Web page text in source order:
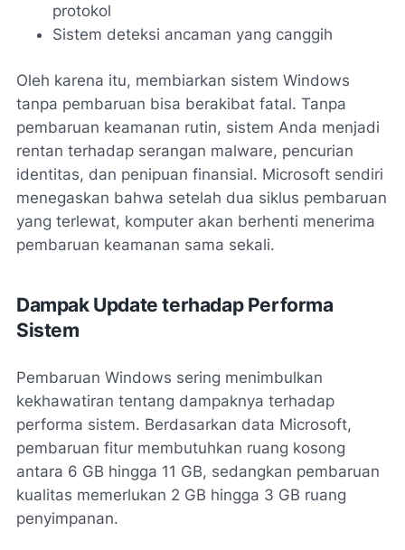
protokol
Sistem deteksi ancaman yang canggih
Oleh karena itu, membiarkan sistem Windows
tanpa pembaruan bisa berakibat fatal. Tanpa
pembaruan keamanan rutin, sistem Anda menjadi
rentan terhadap serangan malware, pencurian
identitas, dan penipuan finansial. Microsoft sendiri
menegaskan bahwa setelah dua siklus pembaruan
yang terlewat, komputer akan berhenti menerima
pembaruan keamanan sama sekali.
Dampak Update terhadap Performa
Sistem
Pembaruan Windows sering menimbulkan
kekhawatiran tentang dampaknya terhadap
performa sistem. Berdasarkan data Microsoft,
pembaruan fitur membutuhkan ruang kosong
antara 6 GB hingga 11 GB, sedangkan pembaruan
kualitas memerlukan 2 GB hingga 3 GB ruang
penyimpanan.